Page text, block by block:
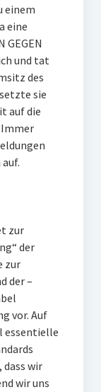
einem
eine
GEGEN
und tat
des
sie
auf die
zur
der
zur
der –
vor. Auf
essentielle
dass wir
wir uns